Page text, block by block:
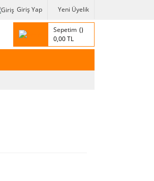
Giriş Yap Yeni Üyelik
Sepetim
0,00 TL